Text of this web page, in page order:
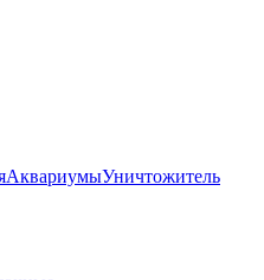
АквариумыУничтожитель